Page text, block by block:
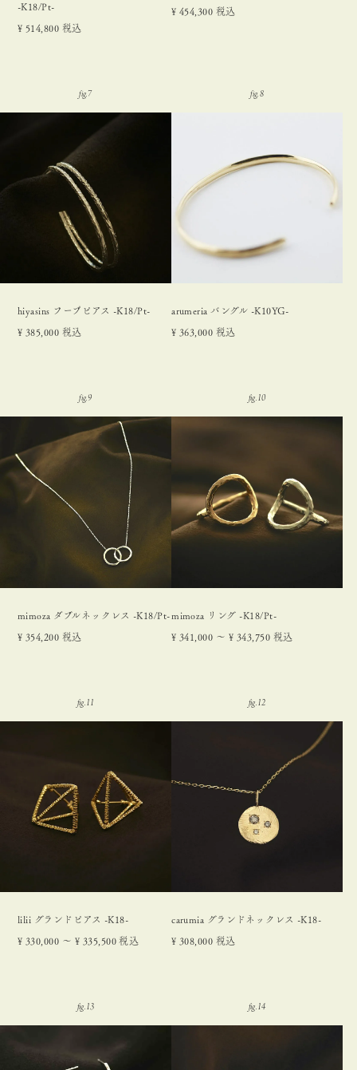
-K18/Pt-
¥ 514,800 税込
¥ 454,300 税込
hiyasins フープピアス -K18/Pt-
¥ 385,000 税込
arumeria バングル -K10YG-
¥ 363,000 税込
mimoza ダブルネックレス -K18/Pt-
¥ 354,200 税込
mimoza リング -K18/Pt-
¥ 341,000 〜 ¥ 343,750 税込
lilii グランドピアス -K18-
¥ 330,000 〜 ¥ 335,500 税込
carumia グランドネックレス -K18-
¥ 308,000 税込